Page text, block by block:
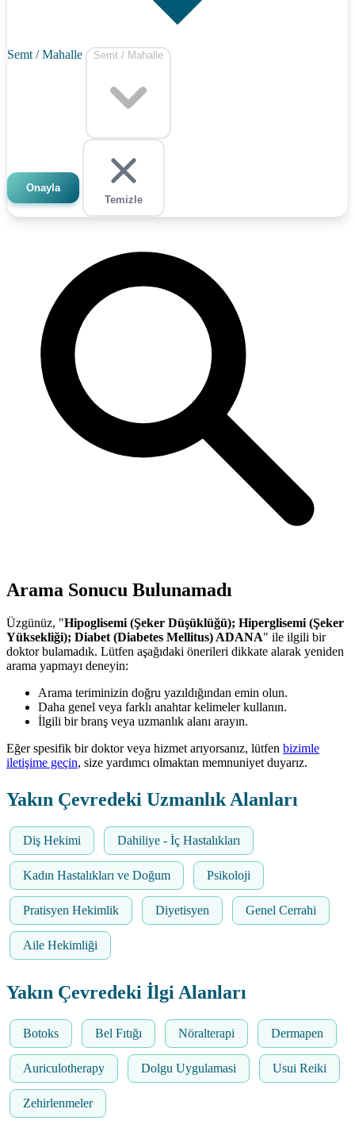
Semt / Mahalle Semt / Mahalle
Onayla
Temizle
Arama Sonucu Bulunamadı
Üzgünüz, "Hipoglisemi (Şeker Düşüklüğü); Hiperglisemi (Şeker
Yüksekliği); Diabet (Diabetes Mellitus) ADANA" ile ilgili bir
doktor bulamadık. Lütfen aşağıdaki önerileri dikkate alarak yeniden
arama yapmayı deneyin:
Arama teriminizin doğru yazıldığından emin olun.
Daha genel veya farklı anahtar kelimeler kullanın.
İlgili bir branş veya uzmanlık alanı arayın.
Eğer spesifik bir doktor veya hizmet arıyorsanız, lütfen bizimle
iletişime geçin, size yardımcı olmaktan memnuniyet duyarız.
Yakın Çevredeki Uzmanlık Alanları
Diş Hekimi Dahiliye - İç Hastalıkları
Kadın Hastalıkları ve Doğum Psikoloji
Pratisyen Hekimlik Diyetisyen Genel Cerrahi
Aile Hekimliği
Yakın Çevredeki İlgi Alanları
Botoks Bel Fıtığı Nöralterapi Dermapen
Auriculotherapy Dolgu Uygulamasi Usui Reiki
Zehirlenmeler